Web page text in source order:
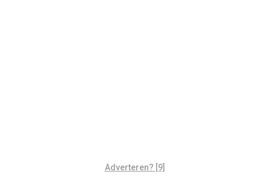
Adverteren? [9]